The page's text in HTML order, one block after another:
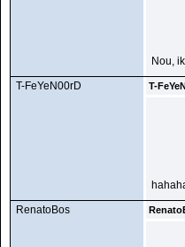
Nou,
T-FeYeN00rD
T-
RenatoBos